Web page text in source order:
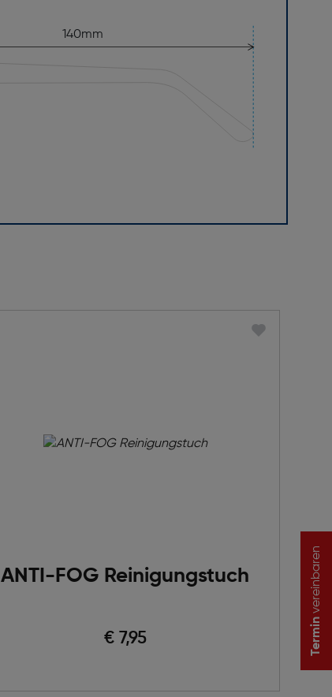
140mm
ANTI-FOG Reinigungstuch
€ 7,95 Termin
vereinbaren